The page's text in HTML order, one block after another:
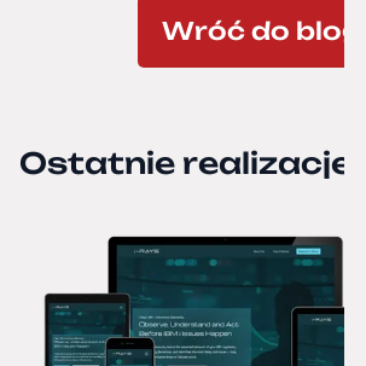
Wróć do bloga
Ostatnie realizacje